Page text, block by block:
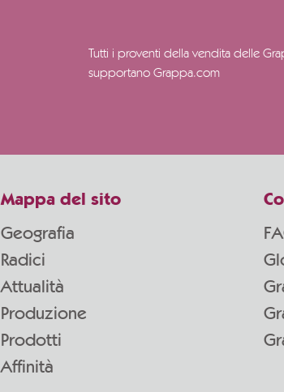
Tutti i proventi della vendita delle
supportano Grappa.com
Mappa del sito
Geografia
Radici
Attualità
Produzione
Prodotti
Affinità